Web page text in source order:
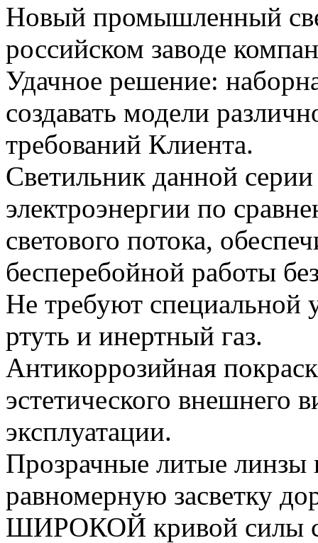
Новый промышленный
российском заводе
Удачное решение:
создавать модели
требований Клиента.
Светильник данной
электроэнергии по
светового потока,
бесперебойной работы
Не требуют специальной
ртуть и инертный газ.
Антикоррозийная
эстетического внешнего
эксплуатации.
Прозрачные литые линзы
равномерную засветку
ШИРОКОЙ кривой силы